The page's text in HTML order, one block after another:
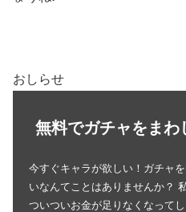
おしらせ
無料でガチャをまわ
今すぐキャラが欲しい！ガチャ
いなんてことはありませんか？
ついついお金が足りなくなって